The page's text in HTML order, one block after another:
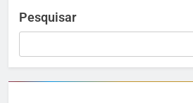
Pesquisar